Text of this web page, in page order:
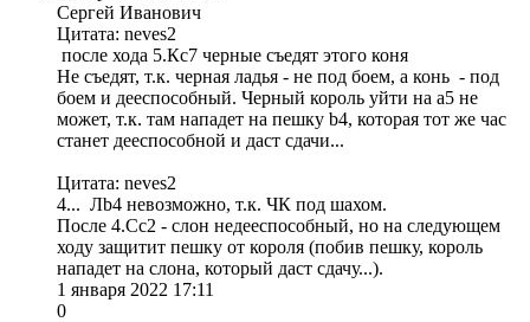
Сергей Иванович
Цитата: neves2
после хода 5.Кc7 черные съедят этого коня
Не съедят, т.к. черная ладья - не под боем, а конь - под
боем и дееспособный. Черный король уйти на а5 не
может, т.к. там нападет на пешку b4, которая тот же час
станет дееспособной и даст сдачи...
Цитата: neves2
4... Лb4 невозможно, т.к. ЧК под шахом.
После 4.Сс2 - слон недееспособный, но на следующем
ходу защитит пешку от короля (побив пешку, король
нападет на слона, который даст сдачу...).
1 января 2022 17:11
0